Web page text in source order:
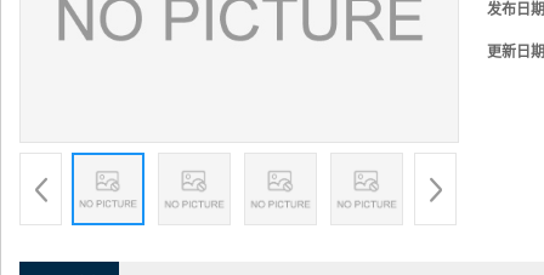
发布日
更新日